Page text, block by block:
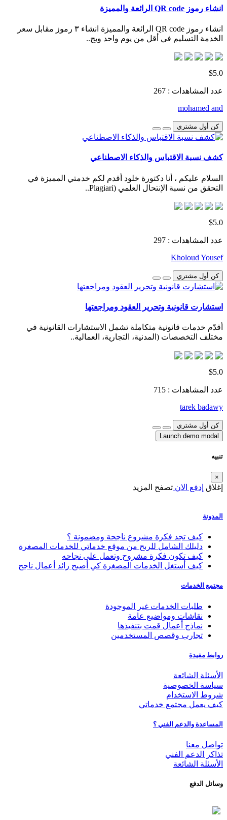
انشاء رموز QR code الرائعة والمميزة
انشاء رموز QR code الرائعة والمميزة انشاء ٣ رموز مقابل سعر
الخدمة التسليم في أقل من يوم واحد وبج..
$5.0
عدد المشاهدات : 267
mohamed and
كن أول مشتري
كشف نسبة الاقتباس والذكاء الاصطناعي
السلام عليكم ، أنا دكتورة خلود أقدم لكم خدمتي المميزة في
التحقق من نسبة الإنتحال العلمي (Plagiari..
$5.0
عدد المشاهدات : 297
Kholoud Yousef
كن أول مشتري
استشارت قانونية وتحرير العقود ومراجعتها
أقدّم خدمات قانونية متكاملة تشمل الاستشارات القانونية في
مختلف التخصصات (المدنية، التجارية، العمالية..
$5.0
عدد المشاهدات : 715
tarek badawy
كن أول مشتري
Launch demo modal
تنبيه
×
إغلاق إدفع الان تصفح المزيد
المدونة
كيف تجد فكرة مشروع ناجحة ومضمونة ؟
دليلك الشامل للربح من موقع خدماتي للخدمات المصغرة
كيف تكون فكرة مشروح وتعمل على نجاحه
كيف أستغل الخدمات المصغرة كي أصبح رائد أعمال ناجح
مجتمع الخدمات
طلبات الخدمات غير الموجودة
نقاشات ومواضيع عامة
نماذج أعمال قمت بتنفيذها
تجارب وقصص المستخدمين
روابط مفيدة
الأسئلة الشائعة
سياسة الخصوصية
شروط الاستخدام
كيف يعمل مجتمع خدماتي
المساعدة والدعم الفني ؟
تواصل معنا
تذاكر الدعم الفني
الأسئلة الشائعة
وسائل الدفع